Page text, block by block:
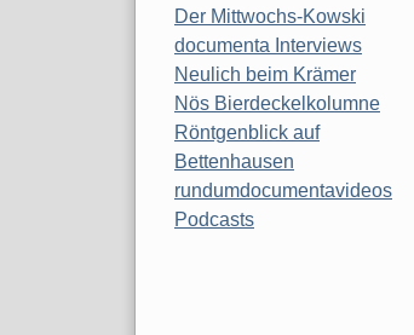
Der Mittwochs-Kowski
documenta Interviews
Neulich beim Krämer
Nös Bierdeckelkolumne
Röntgenblick auf
Bettenhausen
rundumdocumentavideos
Podcasts